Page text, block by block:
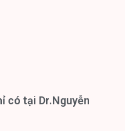
có tại Dr.Nguyễn